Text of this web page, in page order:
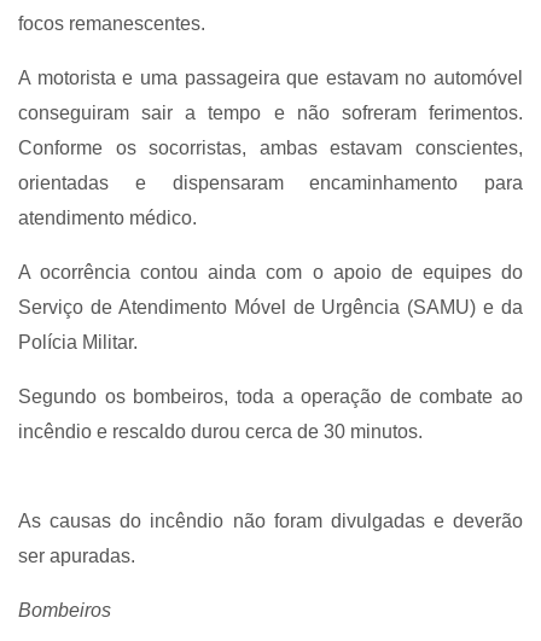
focos remanescentes.
A motorista e uma passageira que estavam no automóvel
conseguiram sair a tempo e não sofreram ferimentos.
Conforme os socorristas, ambas estavam conscientes,
orientadas e dispensaram encaminhamento para
atendimento médico.
A ocorrência contou ainda com o apoio de equipes do
Serviço de Atendimento Móvel de Urgência (SAMU) e da
Polícia Militar.
Segundo os bombeiros, toda a operação de combate ao
incêndio e rescaldo durou cerca de 30 minutos.
As causas do incêndio não foram divulgadas e deverão
ser apuradas.
Bombeiros